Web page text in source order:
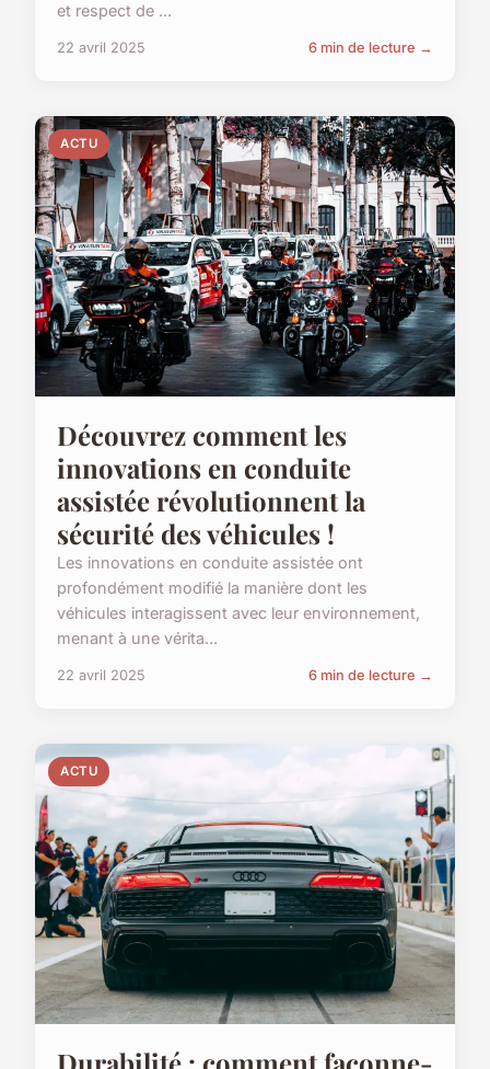
et respect de ...
22 avril 2025 6 min de lecture →
ACTU
Découvrez comment les
innovations en conduite
assistée révolutionnent la
sécurité des véhicules !
Les innovations en conduite assistée ont
profondément modifié la manière dont les
véhicules interagissent avec leur environnement,
menant à une vérita...
22 avril 2025 6 min de lecture →
ACTU